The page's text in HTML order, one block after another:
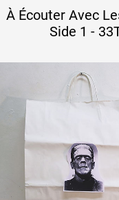
À Écouter Avec
Side 1 -